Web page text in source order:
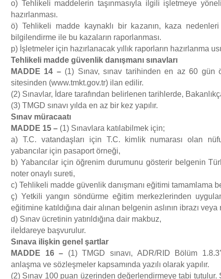
o) Tehlikeli maddelerin taşınmasıyla ilgili işletmeye
hazırlanması.
ö) Tehlikeli madde kaynaklı bir kazanın, kaza
bilgilendirme ile bu kazaların raporlanması.
p) İşletmeler için hazırlanacak yıllık raporların hazırlanma
Tehlikeli madde güvenlik danışmanı sınavları
MADDE 14 –(1) Sınav, sınav tarihinden en az 60 gün
sitesinden (www.tmkt.gov.tr) ilan edilir.
(2) Sınavlar, İdare tarafından belirlenen tarihlerde,
(3) TMGD sınavı yılda en az bir kez yapılır.
Sınav müracaatı
MADDE 15 – (1) Sınavlara katılabilmek için;
a) T.C. vatandaşları için T.C. kimlik numarası olan
yabancılar için pasaport örneği,
b) Yabancılar için öğrenim durumunu gösterir belgenin
noter onaylı sureti,
c) Tehlikeli madde güvenlik danışmanı eğitimi tamamlama
ç) Yetkili yangın söndürme eğitim merkezlerinden
eğitimine katıldığına dair alınan belgenin aslının ibrazı
d) Sınav ücretinin yatırıldığına dair makbuz,
ileİdareye başvurulur.
Sınava ilişkin genel şartlar
MADDE 16– (1) TMGD sınavı, ADR/RID Bölüm
anlaşma ve sözleşmeler kapsamında yazılı olarak yapılır.
(2) Sınav 100 puan üzerinden değerlendirmeye tabi tutulur.